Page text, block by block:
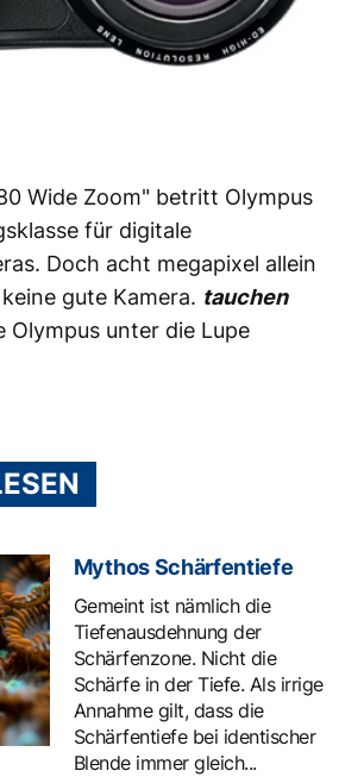
Wide Zoom" betritt Olympus
für digitale
Doch acht megapixel allein
gute Kamera. tauchen
Olympus unter die Lupe
Mythos Schärfentiefe
Gemeint ist nämlich die
Tiefenausdehnung der
Schärfenzone. Nicht die
Schärfe in der Tiefe. Als irrige
Annahme gilt, dass die
Schärfentiefe bei identischer
Blende immer gleich...